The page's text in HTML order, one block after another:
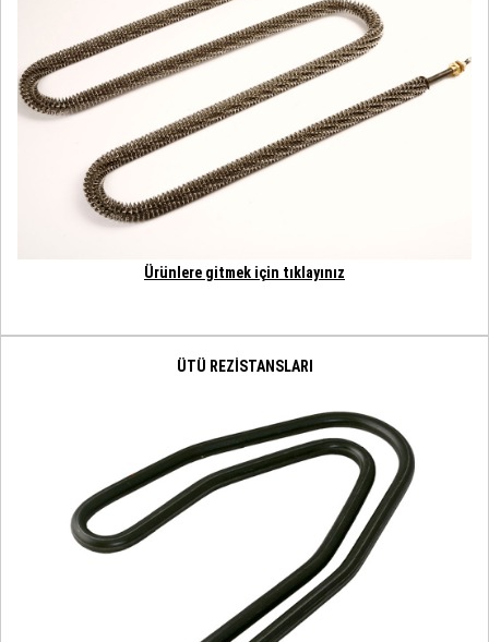
Ürünlere gitmek için tıklayınız
ÜTÜ REZİSTANSLARI